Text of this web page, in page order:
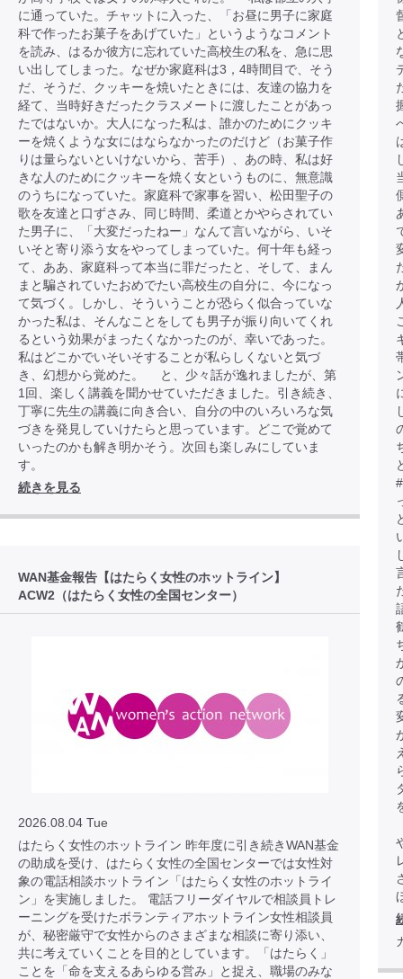
に通っていた。チャットに入った、「お昼に男子に家庭
科で作ったお菓子をあげていた」というようなコメント
を読み、はるか彼方に忘れていた高校生の私を、急に思
い出してしまった。なぜか家庭科は3，4時間目で、そう
だ、そうだ、クッキーを焼いたときには、友達の協力を
経て、当時好きだったクラスメートに渡したことがあっ
たではないか。大人になった私は、誰かのためにクッキ
ーを焼くような女にはならなかったのだけど（お菓子作
りは量らないといけないから、苦手）、あの時、私は好
きな人のためにクッキーを焼く女というものに、無意識
のうちになっていた。家庭科で家事を習い、松田聖子の
歌を友達と口ずさみ、同じ時間、柔道とかやらされてい
た男子に、「大変だったねー」なんて言いながら、いそ
いそと寄り添う女をやってしまっていた。何十年も経っ
て、ああ、家庭科って本当に罪だったと、そして、まん
まと騙されていたおめでたい高校生の自分に、今になっ
て気づく。しかし、そういうことが恐らく似合っていな
かった私は、そんなことをしても男子が振り向いてくれ
るという効果がまったくなかったのが、幸いであった。
私はどこかでいそいそすることが私らしくないと気づ
き、幻想から覚めた。 と、少々話が逸れましたが、第
1回、楽しく講義を聞かせていただきました。引き続き、
丁寧に先生の講義に向き合い、自分の中のいろいろな気
づきを発見していけたらと思っています。どこで覚めて
いったのかも解き明かそう。次回も楽しみにしていま
す。
続きを見る
WAN基金報告【はたらく女性のホットライン】
ACW2（はたらく女性の全国センター）
2026.08.04 Tue
はたらく女性のホットライン 昨年度に引き続きWAN基金
の助成を受け、はたらく女性の全国センターでは女性対
象の電話相談ホットライン「はたらく女性のホットライ
ン」を実施しました。 電話フリーダイヤルで相談員トレ
ーニングを受けたボランティアホットライン女性相談員
が、秘密厳守で女性からのさまざまな相談に寄り添い、
共に考えていくことを目的としています。「はたらく」
ことを「命を支えるあらゆる営み」と捉え、職場のみな